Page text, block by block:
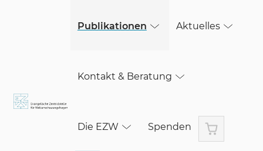
Publikationen Aktuelles
Kontakt & Beratung
Die EZW Spenden Warenkorb